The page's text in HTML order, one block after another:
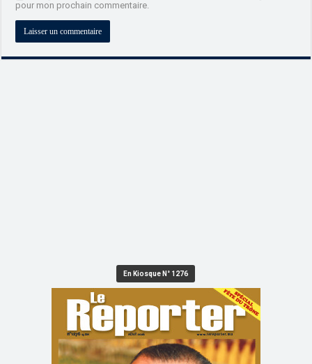
pour mon prochain commentaire.
En Kiosque N° 1276